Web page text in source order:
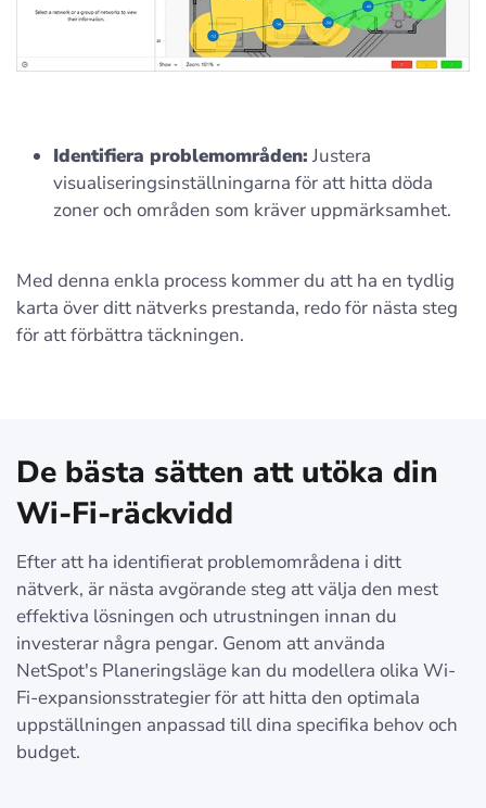
Identifiera problemområden: Justera
visualiseringsinställningarna för att hitta döda
zoner och områden som kräver uppmärksamhet.
Med denna enkla process kommer du att ha en tydlig
karta över ditt nätverks prestanda, redo för nästa steg
för att förbättra täckningen.
De bästa sätten att utöka din
Wi-Fi-räckvidd
Efter att ha identifierat problemområdena i ditt
nätverk, är nästa avgörande steg att välja den mest
effektiva lösningen och utrustningen innan du
investerar några pengar. Genom att använda
NetSpot's Planeringsläge kan du modellera olika Wi-
Fi-expansionsstrategier för att hitta den optimala
uppställningen anpassad till dina specifika behov och
budget.